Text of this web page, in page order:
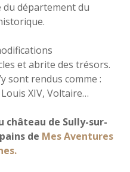
département du
et abrite des trésors.
sont rendus comme :
Louis XIV, Voltaire…
château de Sully-sur-
de Mes Aventures